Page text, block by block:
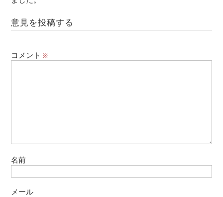
意見を投稿する
コメント※
名前
メール